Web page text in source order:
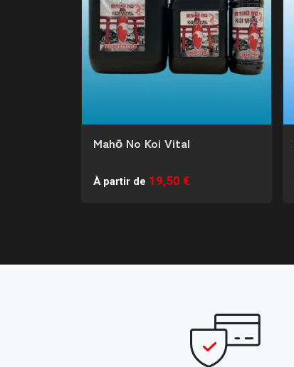
Mahō No Koi Vital
À partir de 19,50 €